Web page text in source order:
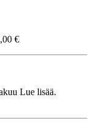
€
Lue lisää.